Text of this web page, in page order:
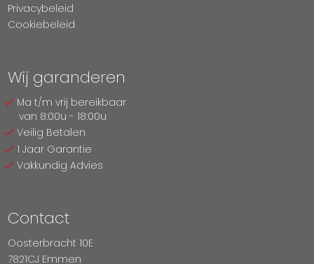
Privacybeleid
Cookiebeleid
Wij garanderen
Ma t/m vrij bereikbaar
van 8:00u - 18:00u
Veilig Betalen
1 Jaar Garantie
Vakkundig Advies
Contact
Oosterbracht 10E
7821CJ Emmen